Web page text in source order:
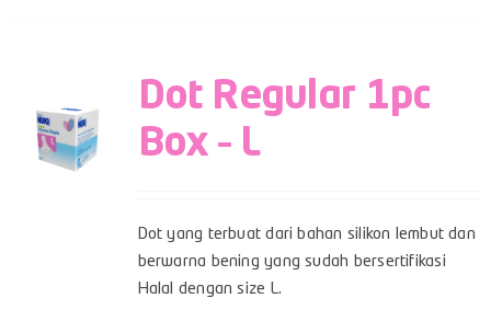
Dot Regular 1pc
Box – L
Dot yang terbuat dari bahan silikon lembut dan
berwarna bening yang sudah bersertifikasi
Halal dengan size L.